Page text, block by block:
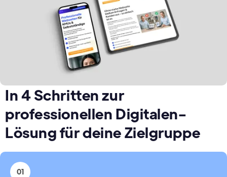
In 4 Schritten zur
professionellen Digitalen-
Lösung für deine Zielgruppe
01